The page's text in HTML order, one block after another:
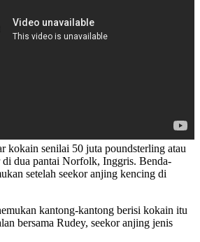
kokain senilai 50 juta poundsterling atau
dua pantai Norfolk, Inggris. Benda-
setelah seekor anjing kencing di
kantong-kantong berisi kokain itu
bersama Rudey, seekor anjing jenis